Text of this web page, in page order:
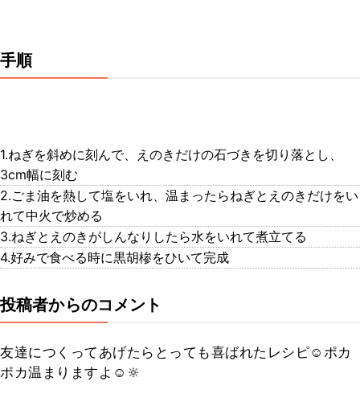
手順
1.ねぎを斜めに刻んで、えのきだけの石づきを切り落とし、
3cm幅に刻む
2.ごま油を熱して塩をいれ、温まったらねぎとえのきだけをい
れて中火で炒める
3.ねぎとえのきがしんなりしたら水をいれて煮立てる
4.好みで食べる時に黒胡椮をひいて完成
投稿者からのコメント
友達につくってあげたらとっても喜ばれたレシピ☺️ポカ
ポカ温まりますよ☺️🔆